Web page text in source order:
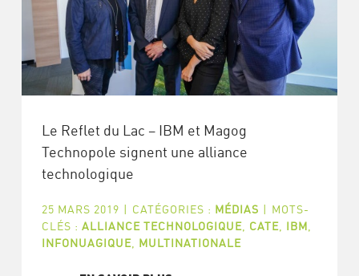
Le Reflet du Lac – IBM et Magog
Technopole signent une alliance
technologique
25 MARS 2019 | CATÉGORIES : MÉDIAS | MOTS-
CLÉS : ALLIANCE TECHNOLOGIQUE, CATE, IBM
INFONUAGIQUE, MULTINATIONALE